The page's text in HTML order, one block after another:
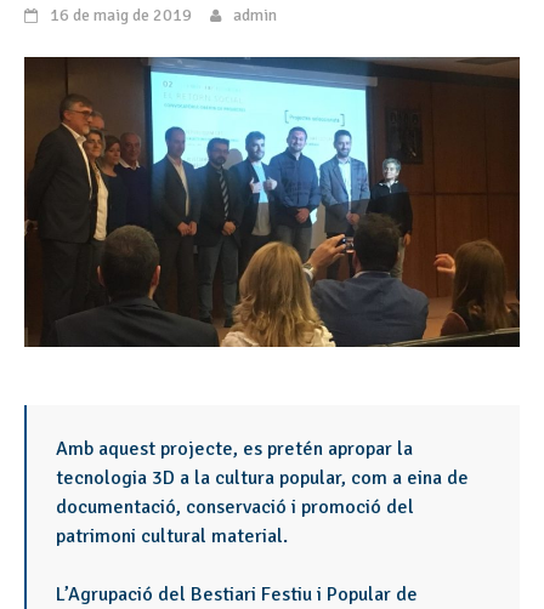
16 de maig de 2019 admin
Amb aquest projecte, es pretén apropar la
tecnologia 3D a la cultura popular, com a eina de
documentació, conservació i promoció del
patrimoni cultural material.
L’Agrupació del Bestiari Festiu i Popular de